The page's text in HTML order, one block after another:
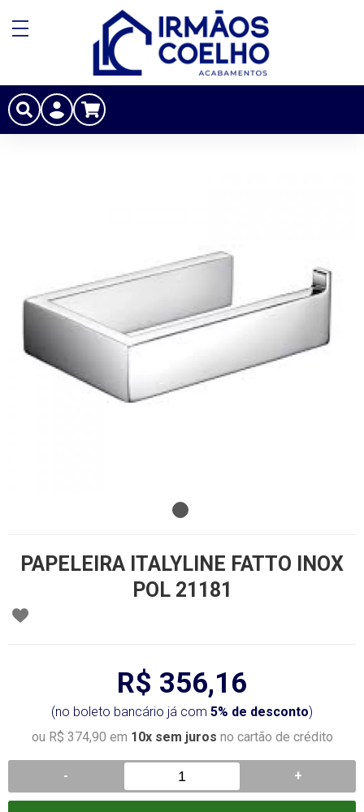
PAPELEIRA ITALYLINE FATTO INOX
POL 21181
R$ 356,16
(no boleto bancário já com 5% de desconto)
ou R$ 374,90 em 10x sem juros no cartão de crédito
- +